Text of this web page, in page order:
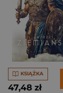
KSIĄŻKA
47,48 zł